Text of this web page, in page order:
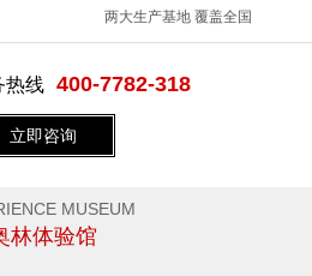
两大生产基地 覆盖全国
热线 400-7782-318
立即咨询
MUSEUM
林体验馆